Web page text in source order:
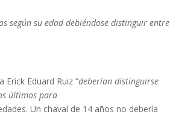
según su edad debiéndose distinguir entre
Eduard Ruiz “deberían distinguirse
últimos para
Un chaval de 14 años no debería